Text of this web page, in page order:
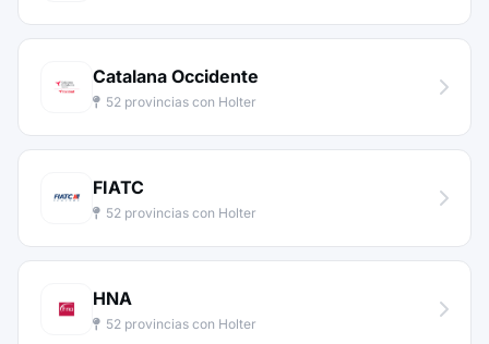
Catalana Occidente
52 provincias con Holter
FIATC
52 provincias con Holter
HNA
52 provincias con Holter